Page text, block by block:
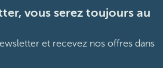
vous serez toujours au
et recevez nos offres dans